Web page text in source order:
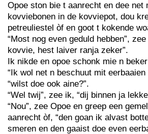
Opoe ston bie t aanrecht en dee net
kovviebonen in de kovviepot, dou
petreuliestel òf en goot t kokende
“Most nog even geduld hebben”,
kovvie, hest laiver ranja zeker”.
Ik nikde en opoe schonk mie n
“Ik wol net n beschuut mit eerbaaien
“wilst doe ook aine?”.
“Wel twij”, zee ik, “dij binnen ja
“Nou”, zee Opoe en greep een
aanrecht òf, “den goan ik alvast
smeren en den gaaist doe even